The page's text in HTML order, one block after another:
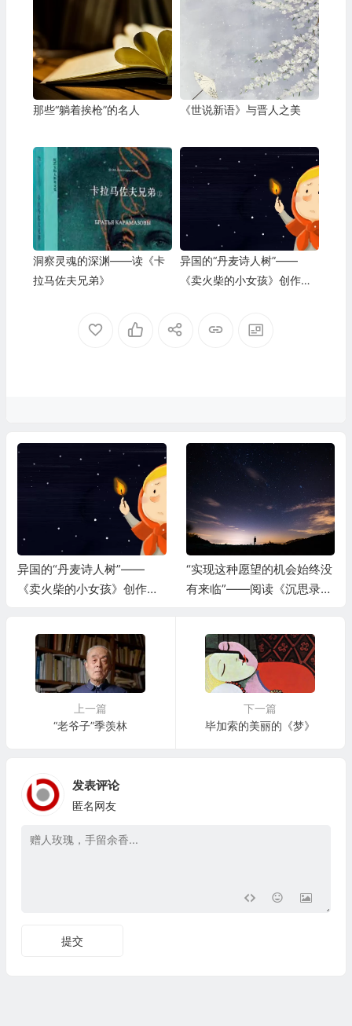
那些“躺着挨枪”的名人 《世说新语》与晋人之美
洞察灵魂的深渊——读《卡
拉马佐夫兄弟》
异国的“丹麦诗人树”——
《卖火柴的小女孩》创作缘
异国的“丹麦诗人树”——
《卖火柴的小女孩》创作缘
“实现这种愿望的机会始终没
有来临”——阅读《沉思录》
上一篇
“老爷子”季羡林
下一篇
毕加索的美丽的《梦》
发表评论
匿名网友
提交